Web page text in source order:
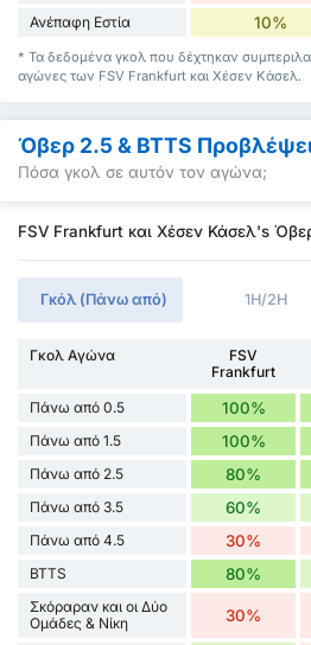
Ανέπαφη Εστία 10%
* Τα δεδομένα γκολ που δέχτηκαν
αγώνες των FSV Frankfurt και Χέσεν Κάσελ.
Όβερ 2.5 & BTTS
Πόσα γκολ σε αυτόν τον αγώνα;
FSV Frankfurt και Χέσεν Κάσελ's
Γκόλ (Πάνω από) 1H/2H
Γκολ Αγώνα
FSV
Frankfurt
Πάνω από 0.5 100%
Πάνω από 1.5 100%
Πάνω από 2.5 80%
Πάνω από 3.5 60%
Πάνω από 4.5 30%
BTTS 80%
Σκόραραν και οι Δύο
Ομάδες & Νίκη
30%